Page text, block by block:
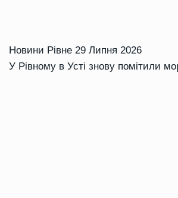
Новини Рівне 29 Липня 2026
У Рівному в Усті знову помітили